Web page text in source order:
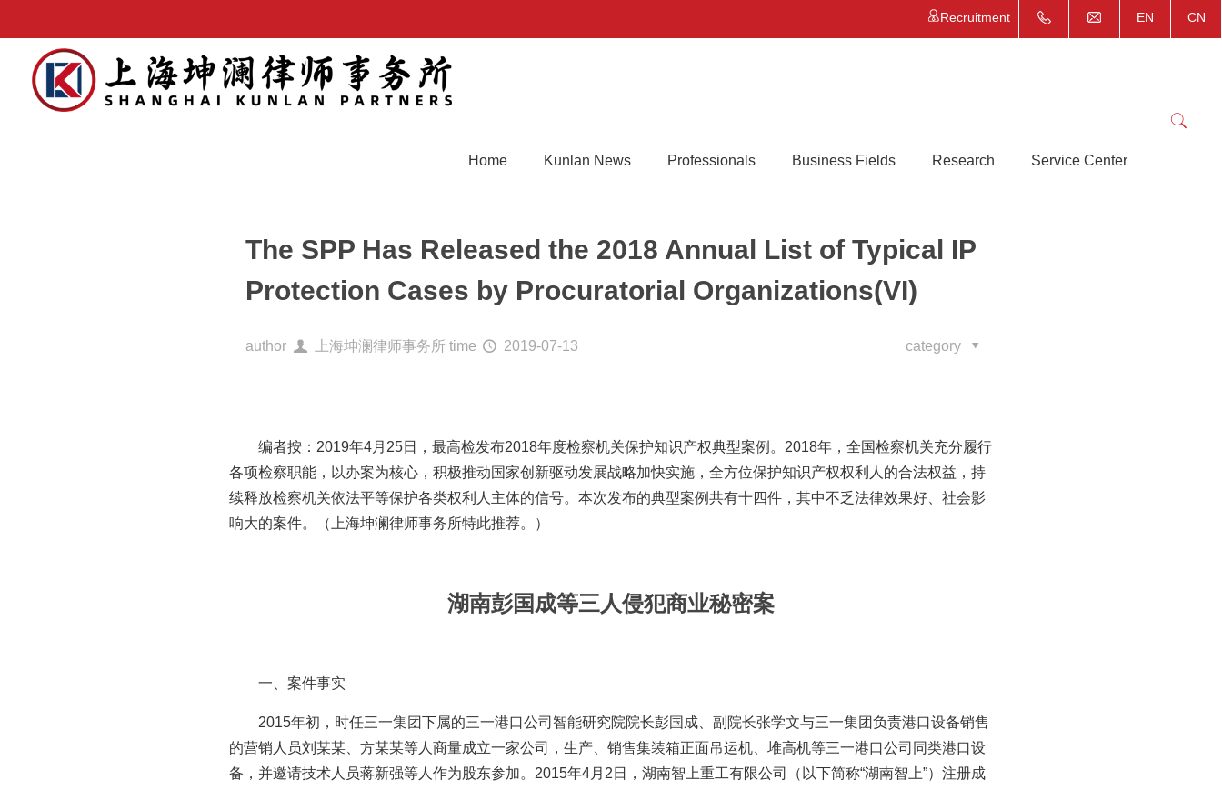
Recruitment EN CN
Home Kunlan News Professionals Business Fields Research Service Center
The SPP Has Released the 2018 Annual List of Typical IP
Protection Cases by Procuratorial Organizations(VI)
author 上海坤澜律师事务所 time 2019-07-13 category
编者按：2019年4月25日，最高检发布2018年度检察机关保护知识产权典型案例。2018年，全国检察机关充分履行
各项检察职能，以办案为核心，积极推动国家创新驱动发展战略加快实施，全方位保护知识产权权利人的合法权益，持
续释放检察机关依法平等保护各类权利人主体的信号。本次发布的典型案例共有十四件，其中不乏法律效果好、社会影
响大的案件。（上海坤澜律师事务所特此推荐。）
湖南彭国成等三人侵犯商业秘密案
一、案件事实
2015年初，时任三一集团下属的三一港口公司智能研究院院长彭国成、副院长张学文与三一集团负责港口设备销售
的营销人员刘某某、方某某等人商量成立一家公司，生产、销售集装箱正面吊运机、堆高机等三一港口公司同类港口设
备，并邀请技术人员蒋新强等人作为股东参加。2015年4月2日，湖南智上重工有限公司（以下简称“湖南智上”）注册成